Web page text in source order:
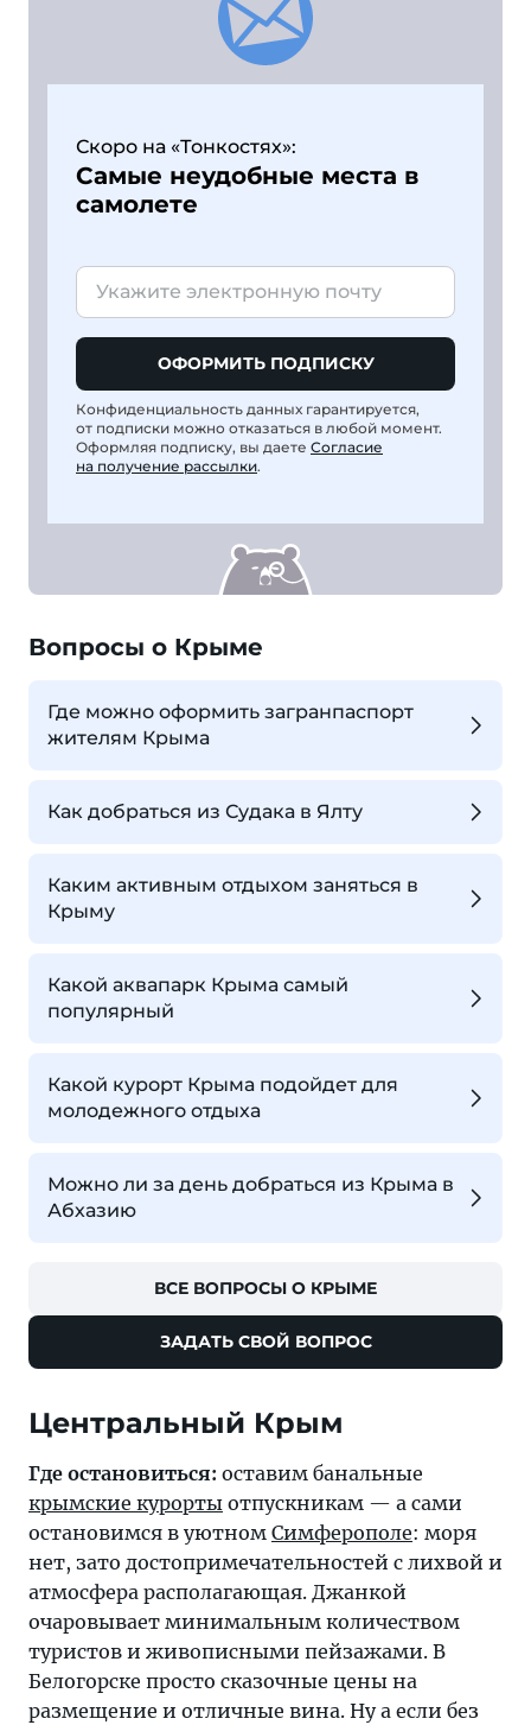
Скоро на «Тонкостях»:
Самые неудобные места в
самолете
ОФОРМИТЬ ПОДПИСКУ
Конфиденциальность данных гарантируется,
от подписки можно отказаться в любой момент.
Оформляя подписку, вы даете Согласие
на получение рассылки.
Вопросы о Крыме
Где можно оформить загранпаспорт
жителям Крыма
Как добраться из Судака в Ялту
Каким активным отдыхом заняться в
Крыму
Какой аквапарк Крыма самый
популярный
Какой курорт Крыма подойдет для
молодежного отдыха
Можно ли за день добраться из Крыма в
Абхазию
ВСЕ ВОПРОСЫ О КРЫМЕ
ЗАДАТЬ СВОЙ ВОПРОС
Центральный Крым
Где остановиться: оставим банальные
крымские курорты отпускникам — а сами
остановимся в уютном Симферополе: моря
нет, зато достопримечательностей с лихвой и
атмосфера располагающая. Джанкой
очаровывает минимальным количеством
туристов и живописными пейзажами. В
Белогорске просто сказочные цены на
размещение и отличные вина. Ну а если без